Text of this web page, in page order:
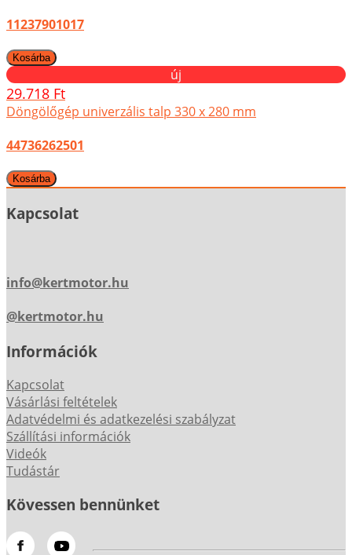
11237901017
új
29.718 Ft
Döngölőgép univerzális talp 330 x 280 mm
44736262501
Kapcsolat
info@kertmotor.hu
@kertmotor.hu
Információk
Kapcsolat
Vásárlási feltételek
Adatvédelmi és adatkezelési szabályzat
Szállítási információk
Videók
Tudástár
Kövessen bennünket